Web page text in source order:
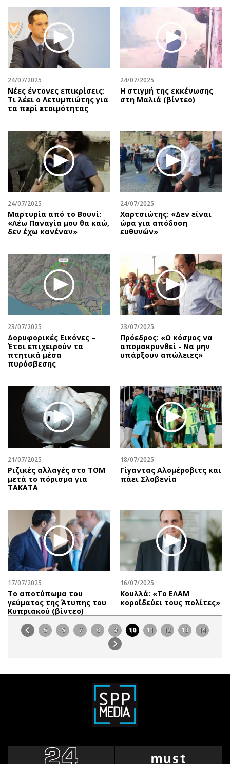
24/07/2025
Νέες έντονες επικρίσεις:
Τι λέει ο Λετυμπιώτης για
τα περί ετοιμότητας
24/07/2025
H στιγμή της εκκένωσης
στη Μαλιά (βίντεο)
24/07/2025
Μαρτυρία από το Βουνί:
«Λέω Παναγία μου θα καώ,
δεν έχω κανέναν»
24/07/2025
Χαρτσιώτης: «Δεν είναι
ώρα για απόδοση
ευθυνών»
23/07/2025
Δορυφορικές Εικόνες –
Έτσι επιχειρούν τα
πτητικά μέσα
πυρόσβεσης
23/07/2025
Πρόεδρος: «Ο κόσμος να
απομακρυνθεί - Να μην
υπάρξουν απώλειες»
21/07/2025
Ριζικές αλλαγές στο ΤΟΜ
μετά το πόρισμα για
TAKATA
18/07/2025
Γίγαντας Αλομέροβιτς και
πάει Σλοβενία
17/07/2025
Το αποτύπωμα του
γεύματος της Άτυπης του
Κυπριακού (βίντεο)
16/07/2025
Κουλλά: «Το ΕΛΑΜ
κοροϊδεύει τους πολίτες»
5 6 7 8 9 10 11 12 13 14